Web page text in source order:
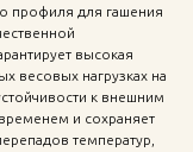
профиля для гашения
высокая
весовых нагрузках на
к внешним
и сохраняет
температур,